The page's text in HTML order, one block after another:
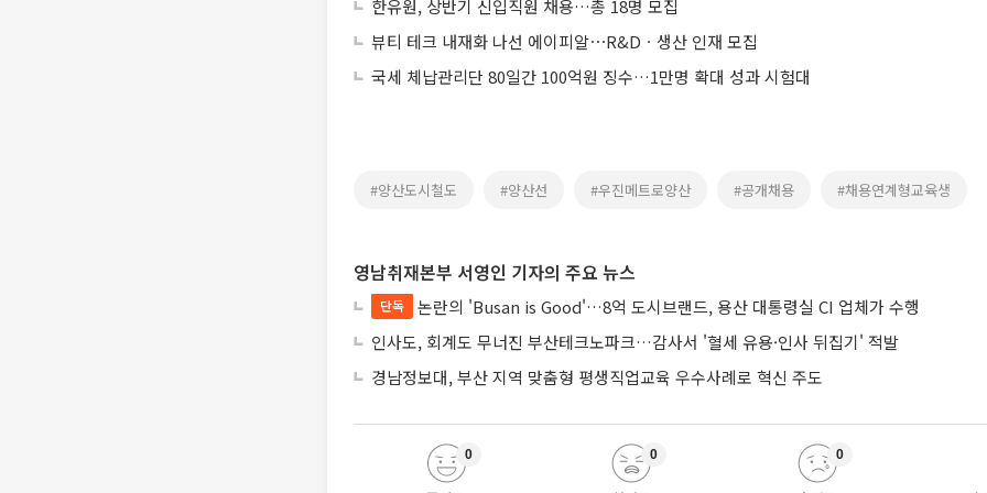
한유원, 상반기 신입직원 채용…총 18명 모집
뷰티 테크 내재화 나선 에이피알⋯R&Dㆍ생산 인재 모집
국세 체납관리단 80일간 100억원 징수…1만명 확대 성과 시험대
#양산도시철도 #양산선 #우진메트로양산 #공개채용 #채용연계형교육생
영남취재본부 서영인 기자의 주요 뉴스
단독
논란의 'Busan is Good'…8억 도시브랜드, 용산 대통령실 CI 업체가 수행
인사도, 회계도 무너진 부산테크노파크…감사서 '혈세 유용·인사 뒤집기' 적발
경남정보대, 부산 지역 맞춤형 평생직업교육 우수사례로 혁신 주도
0 0 0